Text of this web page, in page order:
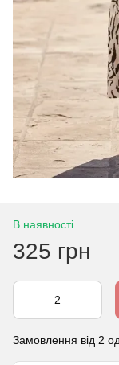
В наявності
325 грн
Замовлення від 2